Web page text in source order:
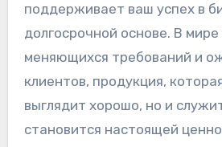
поддерживает ваш успех в
долгосрочной основе. В
меняющихся требований и
клиентов, продукция,
выглядит хорошо, но и
становится настоящей